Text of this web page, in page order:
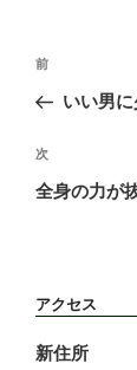
稿
ナ
ゲ
ー
前
の
稿
前
いい男
次
の
次
全身の力が
アクセス
新住所